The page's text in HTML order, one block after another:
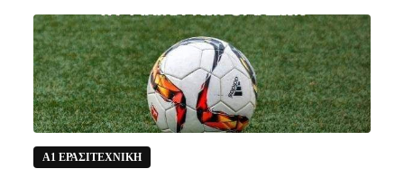
Α1 ΕΡΑΣΙΤΕΧΝΙΚΗ